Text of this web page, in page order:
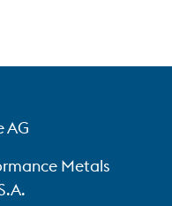
AG
Metals